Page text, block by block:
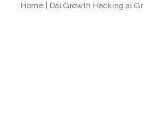
Home| Dal Growth Hacking al